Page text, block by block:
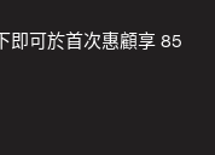
即可於首次惠顧享 85